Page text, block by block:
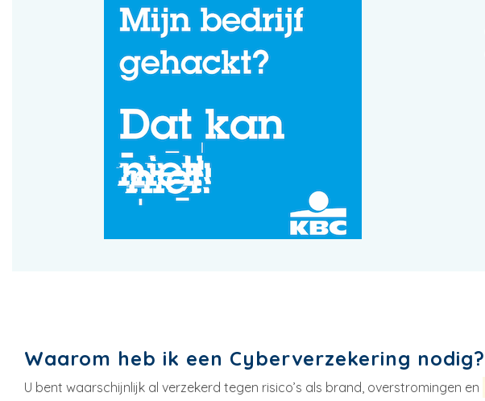
Waarom heb ik een Cyberverzekering nodig?
U bent waarschijnlijk al verzekerd tegen risico’s als brand, overstromingen en